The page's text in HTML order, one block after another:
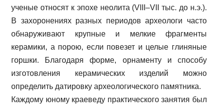
ученые относят к эпохе неолита (VIII–VII тыс. до н.э.).
В захоронениях разных периодов археологи часто
обнаруживают крупные и мелкие фрагменты
керамики, а порою, если повезет и целые глиняные
горшки. Благодаря форме, орнаменту и способу
изготовления керамических изделий можно
определить датировку археологического памятника.
Каждому юному краеведу практического занятия был